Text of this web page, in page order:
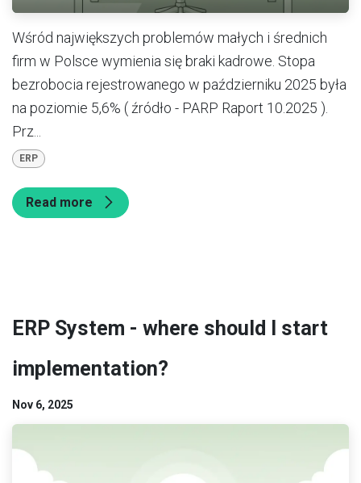
Wśród największych problemów małych i średnich
firm w Polsce wymienia się braki kadrowe. Stopa
bezrobocia rejestrowanego w październiku 2025 była
na poziomie 5,6% ( źródło - PARP Raport 10.2025 ).
Prz...
ERP
Read more
ERP System - where should I start
implementation?
Nov 6, 2025